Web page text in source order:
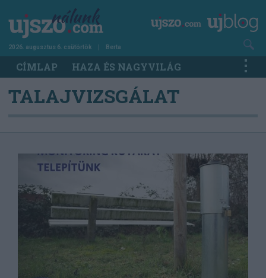
tartalomra
2026. augusztus 6. csütörtök Berta
Main
navigation
CÍMLAP HAZA ÉS NAGYVILÁG
TALAJVIZSGÁLAT